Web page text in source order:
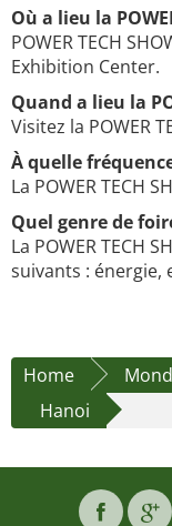
Où a lieu la
POWER TECH
Exhibition Center.
Quand a lieu la
Visitez la POWER
À quelle fréquence
La POWER TECH
Quel genre de
La POWER TECH
suivants : énergie,
Home
Hanoi